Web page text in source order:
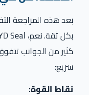
بعد هذه المراجعة
سريع:
نقاط القوة: